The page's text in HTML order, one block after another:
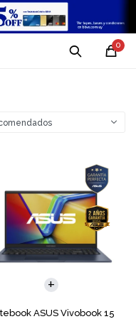
0
ASUS Vivobook 15
COMPARAR